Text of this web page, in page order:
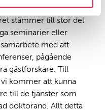
stämmer till stor del
seminarier eller
med att
pågående
gästforskare. Till
kommer att kunna
till de tjänster som
doktorand. Allt detta